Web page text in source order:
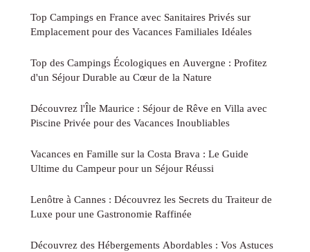
Top Campings en France avec Sanitaires Privés sur
Emplacement pour des Vacances Familiales Idéales
Top des Campings Écologiques en Auvergne : Profitez
d'un Séjour Durable au Cœur de la Nature
Découvrez l'Île Maurice : Séjour de Rêve en Villa avec
Piscine Privée pour des Vacances Inoubliables
Vacances en Famille sur la Costa Brava : Le Guide
Ultime du Campeur pour un Séjour Réussi
Lenôtre à Cannes : Découvrez les Secrets du Traiteur de
Luxe pour une Gastronomie Raffinée
Découvrez des Hébergements Abordables : Vos Astuces